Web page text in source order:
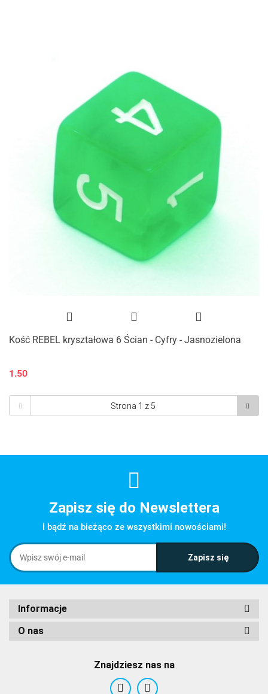
Kość REBEL kryształowa 6 Ścian - Cyfry - Jasnozielona
1.50
Zapisz się do Newslettera
I bądź na bieżąco ze wszystkimi nowościami!
Informacje
O nas
Znajdziesz nas na